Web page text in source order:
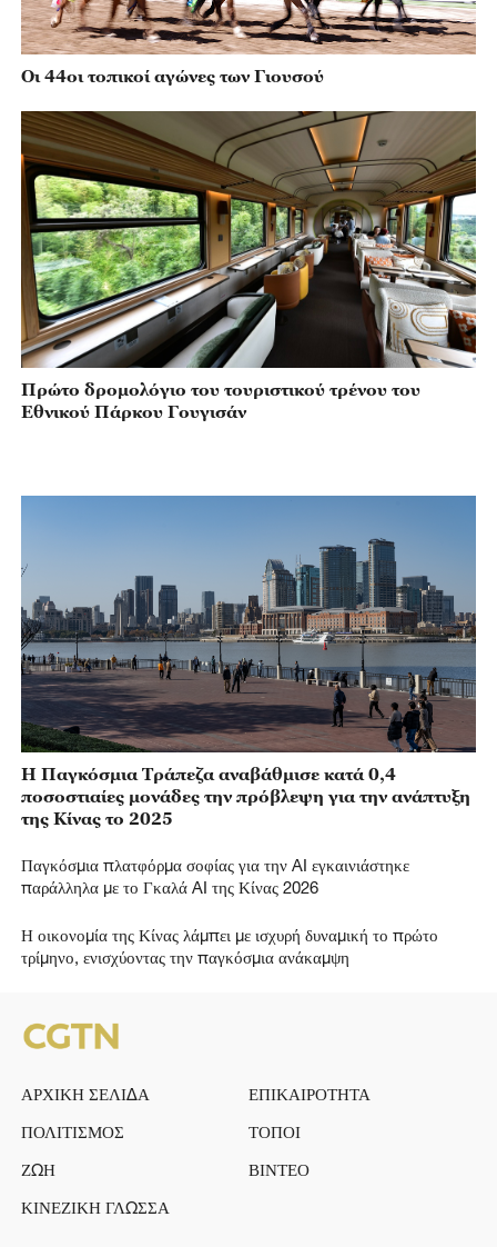
Οι 44οι τοπικοί αγώνες των Γιουσού
Πρώτο δρομολόγιο του τουριστικού τρένου του
Εθνικού Πάρκου Γουγισάν
Η Παγκόσμια Τράπεζα αναβάθμισε κατά 0,4
ποσοστιαίες μονάδες την πρόβλεψη για την ανάπτυξη
της Κίνας το 2025
Παγκόσμια πλατφόρμα σοφίας για την AI εγκαινιάστηκε
παράλληλα με το Γκαλά AI της Κίνας 2026
Η οικονομία της Κίνας λάμπει με ισχυρή δυναμική το πρώτο
τρίμηνο, ενισχύοντας την παγκόσμια ανάκαμψη
ΑΡΧΙΚΗ ΣΕΛΙΔΑ
ΕΠΙΚΑΙΡΟΤΗΤΑ
ΠΟΛΙΤΙΣΜΟΣ
ΤΟΠΟΙ
ΖΩΗ
ΒΙΝΤΕΟ
ΚΙΝΕΖΙΚΗ ΓΛΩΣΣΑ